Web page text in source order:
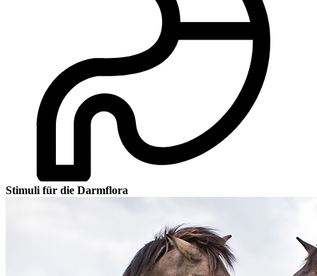
Stimuli für die Darmflora